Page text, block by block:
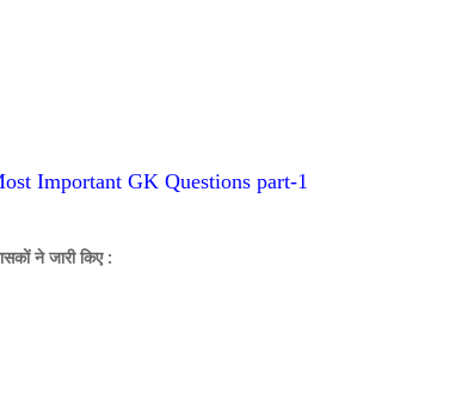
Important GK Questions part-1
ने जारी किए :